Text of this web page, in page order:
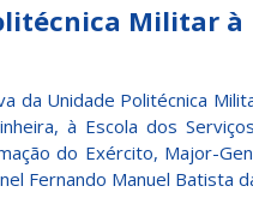
Militar à
da Unidade Politécnica
à Escola dos
do Exército, Major-
Fernando Manuel Batista